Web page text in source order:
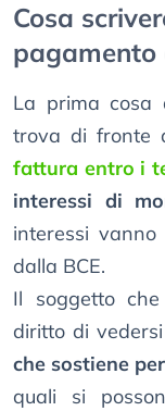
Cosa
La prima cosa
trova di fronte
fattura entro i
interessi di
interessi
dalla BCE.
Il soggetto
diritto di vedersi
che sostiene
quali si